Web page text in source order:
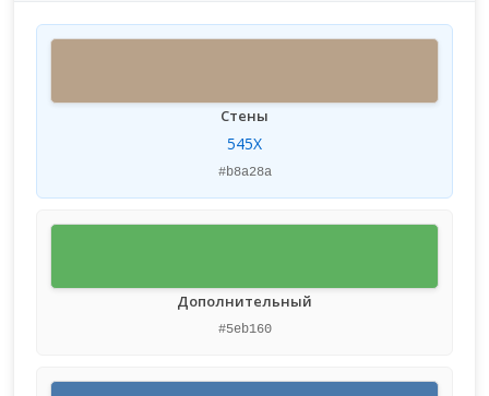
Стены
545X
#b8a28a
Дополнительный
#5eb160